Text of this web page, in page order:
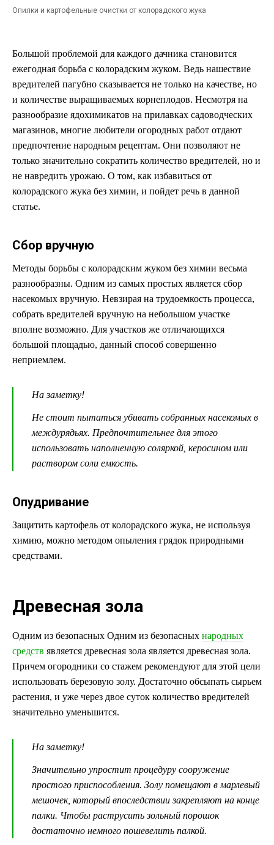
Опилки и картофельные очистки от колорадского жука
Большой проблемой для каждого дачника становится
ежегодная борьба с колорадским жуком. Ведь нашествие
вредителей пагубно сказывается не только на качестве, но
и количестве выращиваемых корнеплодов. Несмотря на
разнообразие ядохимикатов на прилавках садоводческих
магазинов, многие любители огородных работ отдают
предпочтение народным рецептам. Они позволяют не
только значительно сократить количество вредителей, но и
не навредить урожаю. О том, как избавиться от
колорадского жука без химии, и пойдет речь в данной
статье.
Сбор вручную
Методы борьбы с колорадским жуком без химии весьма
разнообразны. Одним из самых простых является сбор
насекомых вручную. Невзирая на трудоемкость процесса,
собрать вредителей вручную на небольшом участке
вполне возможно. Для участков же отличающихся
большой площадью, данный способ совершенно
неприемлем.
На заметку!
Не стоит пытаться убивать собранных насекомых в
междурядьях. Предпочтительнее для этого
использовать наполненную соляркой, керосином или
раствором соли емкость.
Опудривание
Защитить картофель от колорадского жука, не используя
химию, можно методом опыления грядок природными
средствами.
Древесная зола
Одним из безопасных Одним из безопасных народных
средств является древесная зола является древесная зола.
Причем огородники со стажем рекомендуют для этой цели
использовать березовую золу. Достаточно обсыпать сырьем
растения, и уже через двое суток количество вредителей
значительно уменьшится.
На заметку!
Значительно упростит процедуру сооружение
простого приспособления. Золу помещают в марлевый
мешочек, который впоследствии закрепляют на конце
палки. Чтобы раструсить зольный порошок
достаточно немного пошевелить палкой.